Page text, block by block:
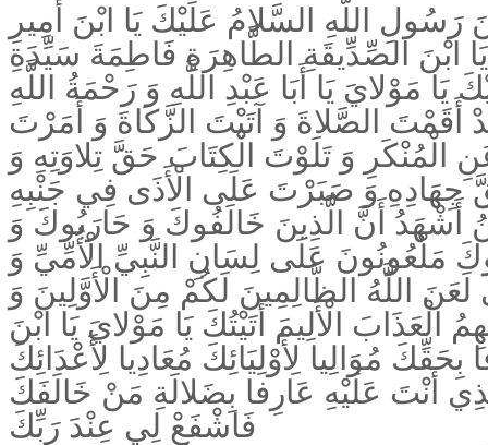
رَسُولِ اللَّهِ السَّلامُ عَلَيْكَ يَا ابْنَ أَمِيرِ
ابْنَ الصِّدِّيقَةِ الطَّاهِرَةِ فَاطِمَةَ سَيِّدَةِ
يَا مَوْلايَ يَا أَبَا عَبْدِ اللَّهِ وَ رَحْمَةُ اللَّهِ
أَقَمْتَ الصَّلاةَ وَ آتَيْتَ الزَّكَاةَ وَ أَمَرْتَ
الْمُنْكَرِ وَ تَلَوْتَ الْكِتَابَ حَقَّ تِلاوَتِهِ وَ
جِهَادِهِ وَ صَبَرْتَ عَلَى الْأَذَى فِي جَنْبِهِ
أَشْهَدُ أَنَّ الَّذِينَ خَالَفُوكَ وَ حَارَبُوكَ وَ
مَلْعُونُونَ عَلَى لِسَانِ النَّبِيِّ الْأُمِّيِّ وَ
اللَّهُ الظَّالِمِينَ لَكُمْ مِنَ الْأَوَّلِينَ وَ
الْأَلِيمَ أَتَيْتُكَ يَا مَوْلايَ يَا ابْنَ
مُوَالِيا لِأَوْلِيَائِكَ مُعَادِيا لِأَعْدَائِكَ
أَنْتَ عَلَيْهِ عَارِفا بِضَلالَةِ مَنْ خَالَفَكَ
فَاشْفَعْ لِي عِنْدَ رَبِّكَ